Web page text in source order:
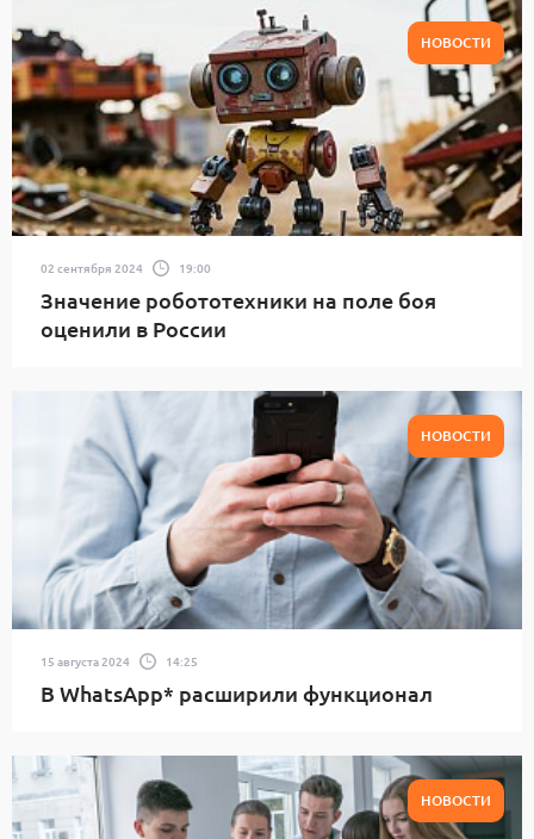
НОВОСТИ
02 сентября 2024 19:00
Значение робототехники на поле боя
оценили в России
НОВОСТИ
15 августа 2024 14:25
В WhatsApp* расширили функционал
НОВОСТИ